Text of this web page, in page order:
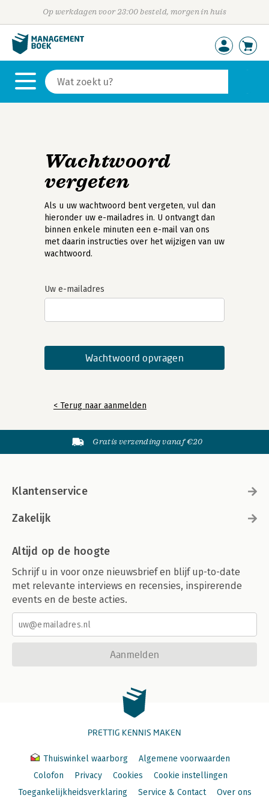
Op werkdagen voor 23:00 besteld, morgen in huis
Wachtwoord
vergeten
Als u uw wachtwoord bent vergeten, vul dan
hieronder uw e-mailadres in. U ontvangt dan
binnen enkele minuten een e-mail van ons
met daarin instructies over het wijzigen van uw
wachtwoord.
Uw e-mailadres
< Terug naar aanmelden
Gratis verzending vanaf €20
Klantenservice
Zakelijk
Altijd op de hoogte
Schrijf u in voor onze nieuwsbrief en blijf up-to-date
met relevante interviews en recensies, inspirerende
events en de beste acties.
Aanmelden
PRETTIG KENNIS MAKEN
Thuiswinkel waarborg
Algemene voorwaarden
Colofon
Privacy Cookies
Cookie instellingen
Toegankelijkheidsverklaring
Service & Contact Over ons